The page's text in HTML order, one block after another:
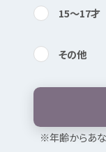
内検索
15〜17才
その他
※年齢からあ
どんなと